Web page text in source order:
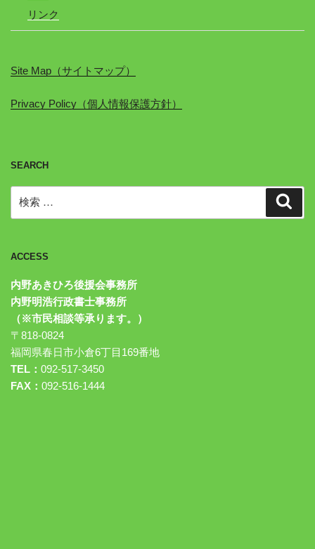
リンク
Site Map（サイトマップ）
Privacy Policy（個人情報保護方針）
SEARCH
索:
ACCESS
内野あきひろ後援会事務所
内野明浩行政書士事務所
（※市民相談等承ります。）
〒818-0824
福岡県春日市小倉6丁目169番地
TEL： 092-517-3450
FAX： 092-516-1444